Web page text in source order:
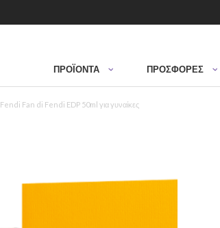
ΠΡΟΪΌΝΤΑ ΠΡΟΣΦΟΡΈΣ
Fendi Fan di Fendi EDP 50ml για γυναίκες